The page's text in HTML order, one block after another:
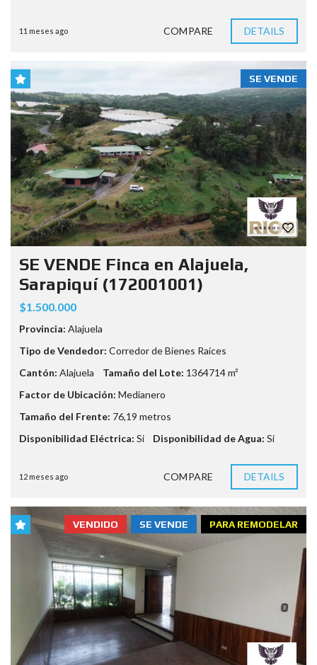
11 meses ago COMPARE DETAILS
SE VENDE
SE VENDE Finca en Alajuela,
Sarapiquí (172001001)
$1.500.000
Provincia: Alajuela
Tipo de Vendedor: Corredor de Bienes Raíces
Cantón: Alajuela Tamaño del Lote: 1364714 m²
Factor de Ubicación: Medianero
Tamaño del Frente: 76,19 metros
Disponibilidad Eléctrica: Si Disponibilidad de Agua: Si
12 meses ago COMPARE DETAILS
PARA REMODELAR
SE VENDE
VENDIDO